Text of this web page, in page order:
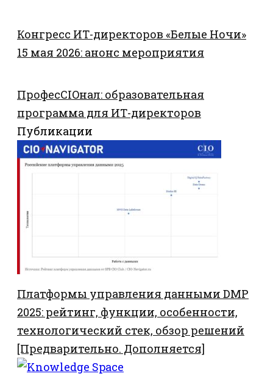
Конгресс ИТ-директоров «Белые Ночи»
15 мая 2026: анонс мероприятия
ПрофесCIOнал: образовательная
программа для ИТ-директоров
Публикации
Платформы управления данными DMP
2025: рейтинг, функции, особенности,
технологический стек, обзор решений
[Предварительно. Дополняется]